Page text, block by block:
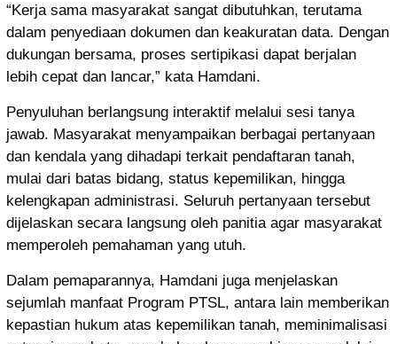
“Kerja sama masyarakat sangat dibutuhkan, terutama
dalam penyediaan dokumen dan keakuratan data. Dengan
dukungan bersama, proses sertipikasi dapat berjalan
lebih cepat dan lancar,” kata Hamdani.
Penyuluhan berlangsung interaktif melalui sesi tanya
jawab. Masyarakat menyampaikan berbagai pertanyaan
dan kendala yang dihadapi terkait pendaftaran tanah,
mulai dari batas bidang, status kepemilikan, hingga
kelengkapan administrasi. Seluruh pertanyaan tersebut
dijelaskan secara langsung oleh panitia agar masyarakat
memperoleh pemahaman yang utuh.
Dalam pemaparannya, Hamdani juga menjelaskan
sejumlah manfaat Program PTSL, antara lain memberikan
kepastian hukum atas kepemilikan tanah, meminimalisasi